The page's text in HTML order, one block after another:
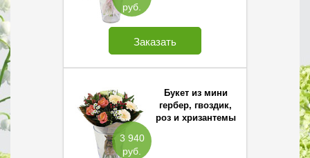
руб.
Заказать
3 940
руб.
Букет из мини
гербер, гвоздик,
роз и хризантемы